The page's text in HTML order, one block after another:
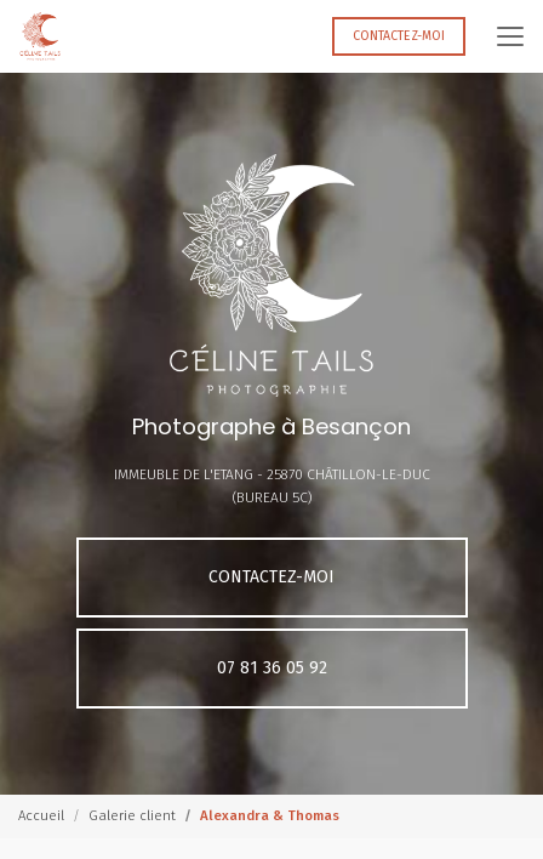
Aller
contenu
CONTACTEZ-MOI
Photographe à Besançon
IMMEUBLE DE L'ETANG - 25870 CHÂTILLON-LE-DUC
(BUREAU 5C)
CONTACTEZ-MOI
07 81 36 05 92
Accueil Galerie client Alexandra & Thomas